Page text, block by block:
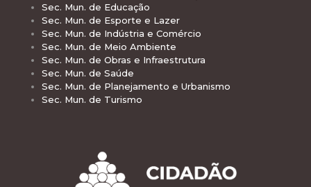
Sec. Mun. de Educação
Sec. Mun. de Esporte e Lazer
Sec. Mun. de Indústria e Comércio
Sec. Mun. de Meio Ambiente
Sec. Mun. de Obras e Infraestrutura
Sec. Mun. de Saúde
Sec. Mun. de Planejamento e Urbanismo
Sec. Mun. de Turismo